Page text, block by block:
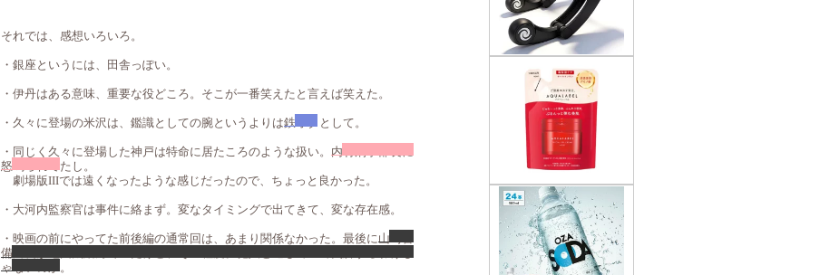
それでは、感想いろいろ。
・銀座というには、田舎っぽい。
・伊丹はある意味、重要な役どころ。そこが一番笑えたと言えば笑えた。
・久々に登場の米沢は、鑑識としての腕というよりは鉄オタ として。
・同じく久々に登場した神戸は特命に居たころのような扱い。 内村刑事部長に
怒鳴られて たし。
劇場版IIIでは遠くなったような感じだったので、ちょっと良かった。
・大河内監察官は事件に絡まず。変なタイミングで出てきて、変な存在感。
・映画の前にやってた前後編の通常回は、あまり関係なかった。最後に山崎警
備局長が地団太踏んでいたけど、その程度。犯人と通じていて失脚するわけじ
ゃないのか 。